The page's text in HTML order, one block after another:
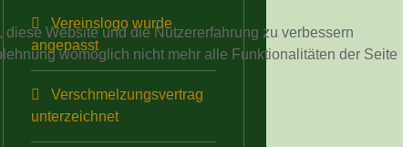
Vereinslogo wurde
angepasst
Verschmelzungsvertrag
unterzeichnet
Website und die Nutzererfahrung zu verbessern
womöglich nicht mehr alle Funktionalitäten der Seite